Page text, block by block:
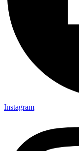
Instagram